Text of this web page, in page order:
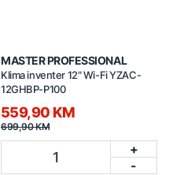
MASTER PROFESSIONAL
Klima inventer 12" Wi-Fi YZAC-
12GHBP-P100
559,90 KM
699,90 KM
1
+
-